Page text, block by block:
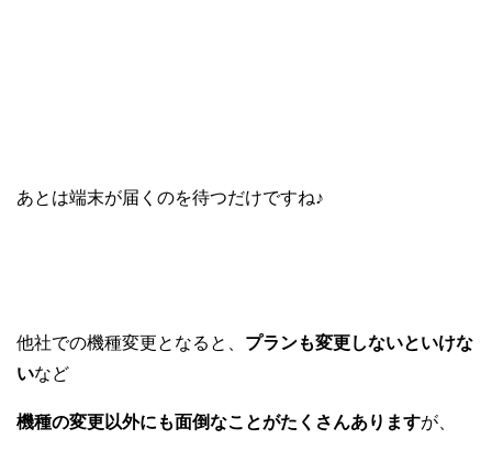
あとは端末が届くのを待つだけですね♪
他社での機種変更となると、 プランも変更しないといけな
いなど
機種の変更以外にも面倒なことがたくさんありますが、